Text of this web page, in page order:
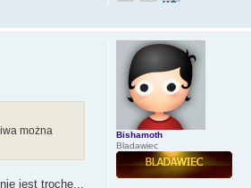
można
jest troche...
Bishamoth
Bladawiec